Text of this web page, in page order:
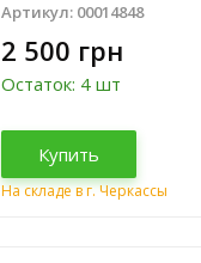
Артикул: 00014848
2 500 грн
Остаток: 4 шт
Купить
На складе в г. Черкассы